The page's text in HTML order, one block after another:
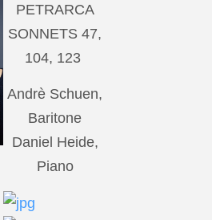
PETRARCA
SONNETS 47,
104, 123
Andrè Schuen,
Baritone
Daniel Heide,
Piano